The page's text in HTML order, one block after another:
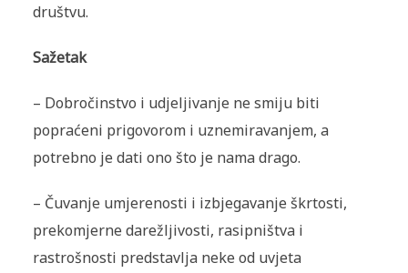
društvu.
Sažetak
– Dobročinstvo i udjeljivanje ne smiju biti
popraćeni prigovorom i uznemiravanjem, a
potrebno je dati ono što je nama drago.
– Čuvanje umjerenosti i izbjegavanje škrtosti,
prekomjerne darežljivosti, rasipništva i
rastrošnosti predstavlja neke od uvjeta